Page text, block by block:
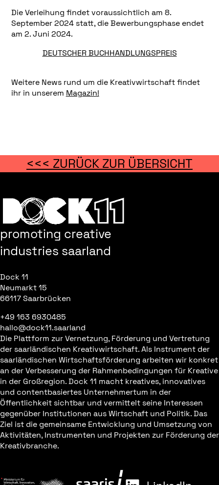
Die Verleihung findet voraussichtlich am 8.
September 2024 statt, die Bewerbungsphase endet
am 2. Juni 2024.
DEUTSCHER BUCHHANDLUNGSPREIS
Weitere News rund um die Kreativwirtschaft findet
ihr in unserem Magazin!
<<< ZURÜCK ZUR ÜBERSICHT
promoting creative
industries saarland
Dock 11
Neumarkt 15
66117 Saarbrücken
+49 163 6930485
hallo@dock11.saarland
Die Plattform zur Vernetzung, Förderung und Vertretung
der saarländischen Kreativwirtschaft. Als Instrument der
saarländischen Wirtschaftsförderung arbeiten wir konkret
an der Verbesserung der Rahmenbedingungen für Kreative
in der Großregion. Dock 11 macht kreatives, innovatives
und contentbasiertes Unternehmertum in der
Öffentlichkeit sichtbar und vermittelt seine Interessen
gegenüber Institutionen aus Wirtschaft und Politik. Das
Ziel ist die gemeinsame Entwicklung und Umsetzung von
Aktivitäten, Instrumenten und Projekten zur Förderung der
Kreativbranche.